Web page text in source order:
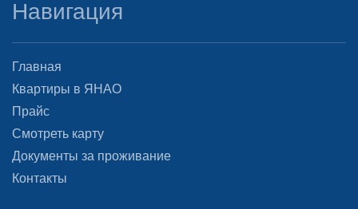
Навигация
Главная
Квартиры в ЯНАО
Прайс
Смотреть карту
Документы за проживание
Контакты